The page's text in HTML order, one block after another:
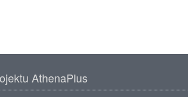
AthenaPlus